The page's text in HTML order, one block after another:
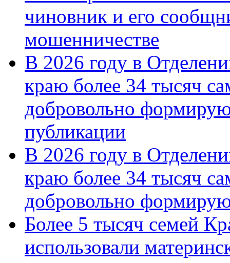
чиновник и его
мошенничестве
В 2026 году в
краю более 34 тысяч
добровольно
публикации
В 2026 году в
краю более 34 тысяч
добровольно
Более 5 тысяч семей
использовали